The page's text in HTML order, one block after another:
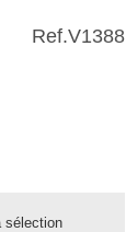
Ref.V1388
sélection